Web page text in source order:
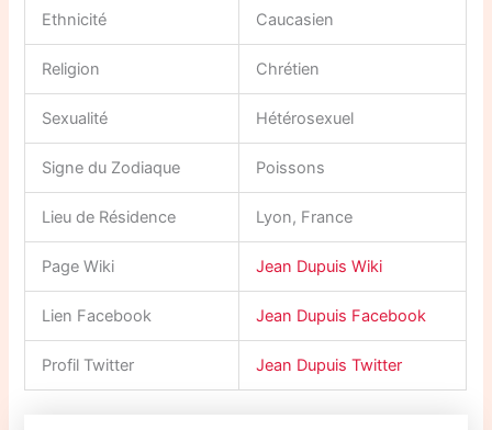
Ethnicité Caucasien
Religion Chrétien
Sexualité Hétérosexuel
Signe du Zodiaque Poissons
Lieu de Résidence Lyon, France
Page Wiki Jean Dupuis Wiki
Lien Facebook Jean Dupuis Facebook
Profil Twitter Jean Dupuis Twitter